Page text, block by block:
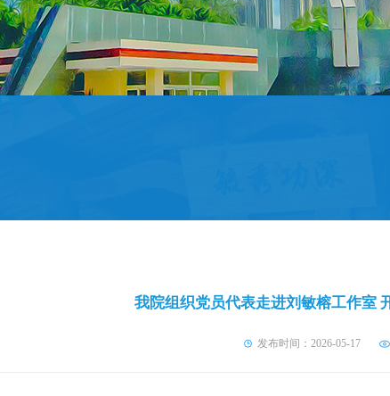
我院组织党员代表走进刘敏榕工作室
发布时间：2026-05-17